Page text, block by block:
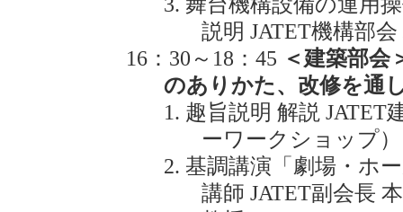
説明 JATET機構部
16：30～18：45 ＜建築部会
のありかた、改修を通
趣旨説明 解説 JATET
ーワークショップ）
基調講演「劇場・ホ
講師 JATET副会長